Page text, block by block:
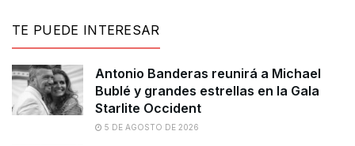
TE PUEDE INTERESAR
Antonio Banderas reunirá a Michael
Bublé y grandes estrellas en la Gala
Starlite Occident
5 DE AGOSTO DE 2026